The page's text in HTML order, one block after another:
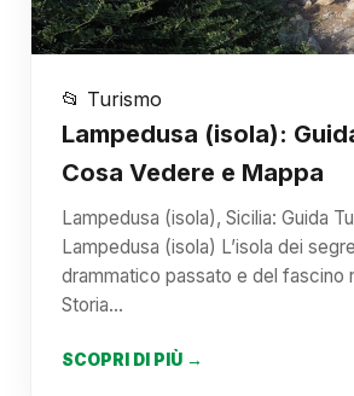
📂 Turismo
Lampedusa (isola):
Cosa Vedere e Mappa
Lampedusa (isola), Sicilia: Guida
Lampedusa (isola) L’isola dei
drammatico passato e del fascino
Storia…
SCOPRI DI PIÙ →